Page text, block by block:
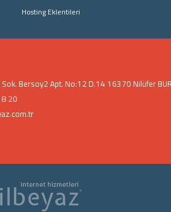
Hosting Eklentileri
Sok. Bersoy2 Apt. No:12 D.14 16370 Nilüfer
20